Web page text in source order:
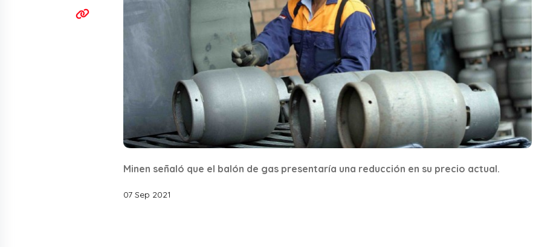
Minen señaló que el balón de gas presentaría una reducción en su precio actual.
07 Sep 2021